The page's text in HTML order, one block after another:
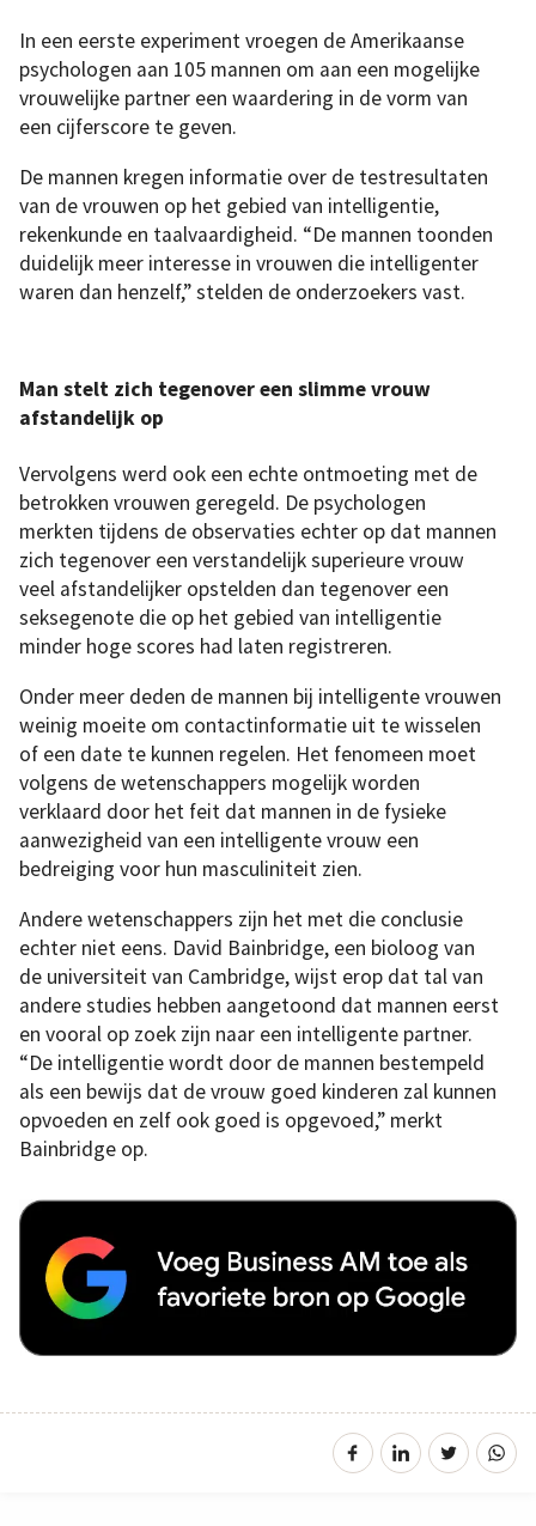
In een eerste experiment vroegen de Amerikaanse
psychologen aan 105 mannen om aan een mogelijke
vrouwelijke partner een waardering in de vorm van
een cijferscore te geven.
De mannen kregen informatie over de testresultaten
van de vrouwen op het gebied van intelligentie,
rekenkunde en taalvaardigheid. “De mannen toonden
duidelijk meer interesse in vrouwen die intelligenter
waren dan henzelf,” stelden de onderzoekers vast.
Man stelt zich tegenover een slimme vrouw
afstandelijk op
Vervolgens werd ook een echte ontmoeting met de
betrokken vrouwen geregeld. De psychologen
merkten tijdens de observaties echter op dat mannen
zich tegenover een verstandelijk superieure vrouw
veel afstandelijker opstelden dan tegenover een
seksegenote die op het gebied van intelligentie
minder hoge scores had laten registreren.
Onder meer deden de mannen bij intelligente vrouwen
weinig moeite om contactinformatie uit te wisselen
of een date te kunnen regelen. Het fenomeen moet
volgens de wetenschappers mogelijk worden
verklaard door het feit dat mannen in de fysieke
aanwezigheid van een intelligente vrouw een
bedreiging voor hun masculiniteit zien.
Andere wetenschappers zijn het met die conclusie
echter niet eens. David Bainbridge, een bioloog van
de universiteit van Cambridge, wijst erop dat tal van
andere studies hebben aangetoond dat mannen eerst
en vooral op zoek zijn naar een intelligente partner.
“De intelligentie wordt door de mannen bestempeld
als een bewijs dat de vrouw goed kinderen zal kunnen
opvoeden en zelf ook goed is opgevoed,” merkt
Bainbridge op.